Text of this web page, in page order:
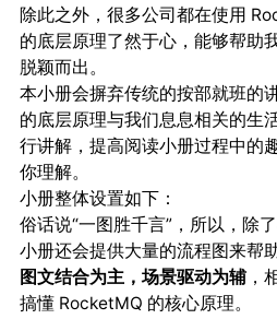
除此之外，很多公司都在使用
的底层原理了然于心，能够帮助
脱颖而出。
本小册会摒弃传统的按部就班的
的底层原理与我们息息相关的生
行讲解，提高阅读小册过程中的
你理解。
小册整体设置如下：
俗话说“一图胜千言”，所以，除
小册还会提供大量的流程图来帮
图文结合为主，场景驱动为辅，
搞懂 RocketMQ 的核心原理。